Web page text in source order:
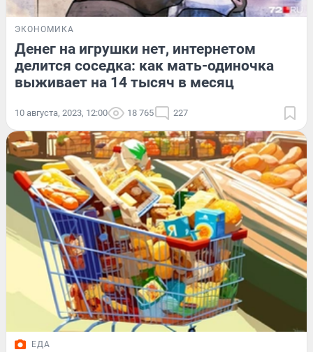
ЭКОНОМИКА
Денег на игрушки нет, интернетом
делится соседка: как мать-одиночка
выживает на 14 тысяч в месяц
10 августа, 2023, 12:00 18 765 227
ЕДА